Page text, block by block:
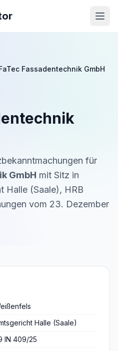
Fassadentechnik GmbH
für
GmbH mit Sitz in
Halle (Saale), HRB
en vom 23. Dezember
Halle (Saale)
IN 409/25